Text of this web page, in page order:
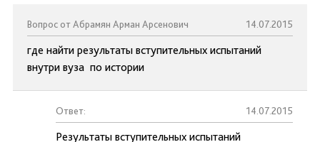
Вопрос от Абрамян Арман Арсенович 14.07.2015
где найти результаты вступительных испытаний
внутри вуза по истории
Ответ: 14.07.2015
Результаты вступительных испытаний